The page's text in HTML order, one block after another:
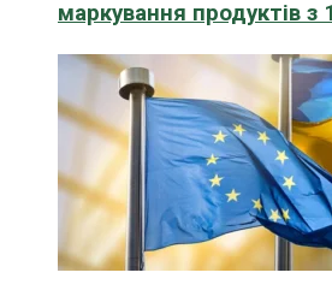
маркування продуктів з